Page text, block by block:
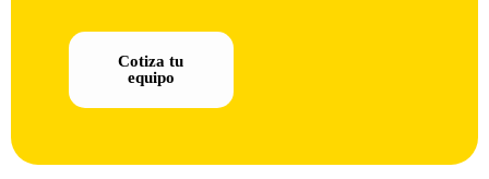
Cotiza tu
equipo